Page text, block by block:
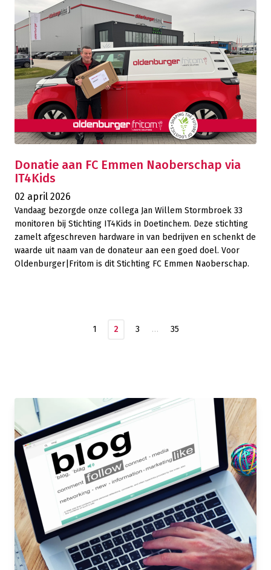
Donatie aan FC Emmen Naoberschap via
IT4Kids
02 april 2026
Vandaag bezorgde onze collega Jan Willem Stormbroek 33
monitoren bij Stichting IT4Kids in Doetinchem. Deze stichting
zamelt afgeschreven hardware in van bedrijven en schenkt de
waarde uit naam van de donateur aan een goed doel. Voor
Oldenburger|Fritom is dit Stichting FC Emmen Naoberschap.
1 2 3 … 35